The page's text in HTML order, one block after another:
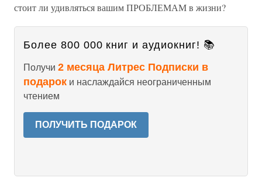
стоит ли удивляться вашим ПРОБЛЕМАМ в жизни?
Более 800 000 книг и аудиокниг! 📚
Получи 2 месяца Литрес Подписки в
подарок и наслаждайся неограниченным
чтением
ПОЛУЧИТЬ ПОДАРОК